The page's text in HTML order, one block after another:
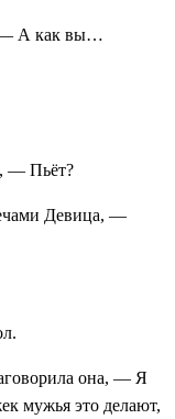
— А как вы…
— Пьёт?
Девица, —
она, — Я
мужья это делают,